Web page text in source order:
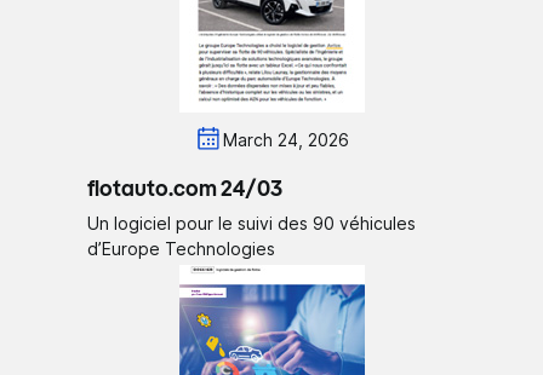
March 24, 2026
flotauto.com 24/03
Un logiciel pour le suivi des 90 véhicules
d’Europe Technologies